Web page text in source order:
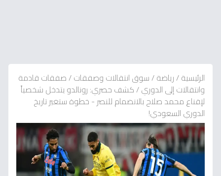
الرئيسية/رياضة/سوق انتقالات وصفقات/صفقات قادمة
وانتقالات إلى الدوري/كشف حصري: رونالدو يتدخل شخصياً
لإقناع محمد صلاح بالانضمام للنصر - خطوة ستغير تاريخ
الدوري السعودي!